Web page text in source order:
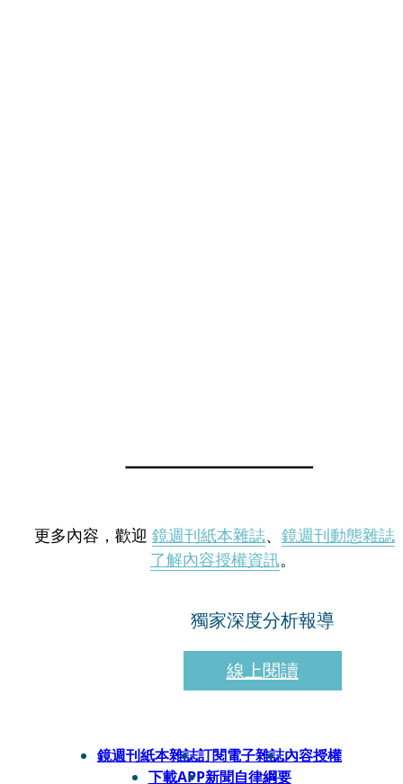
更多內容，歡迎 鏡週刊紙本雜誌、 鏡週刊動態雜誌
了解內容授權資訊。
獨家深度分析報導
線上閱讀
鏡週刊紙本雜誌訂閱電子雜誌內容授權
下載APP新聞自律綱要